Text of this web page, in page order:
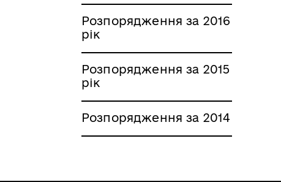
Розпорядження за 2016
рік
Розпорядження за 2015
рік
Розпорядження за 2014